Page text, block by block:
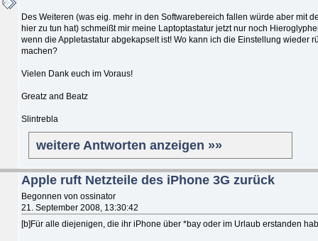
Des Weiteren (was eig. mehr in den Softwarebereich fallen würde aber mit
hier zu tun hat) schmeißt mir meine Laptoptastatur jetzt nur noch
wenn die Appletastatur abgekapselt ist! Wo kann ich die Einstellung wieder
machen?
Vielen Dank euch im Voraus!
Greatz and Beatz
Slintrebla
weitere Antworten anzeigen »»
Apple ruft Netzteile des iPhone 3G zurück
Begonnen von ossinator
21. September 2008, 13:30:42
[b]Für alle diejenigen, die ihr iPhone über *bay oder im Urlaub erstanden